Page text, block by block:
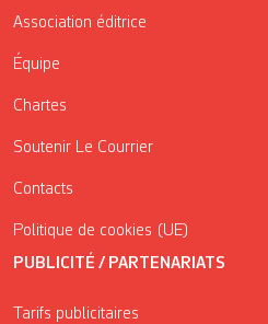
Association éditrice
Équipe
Chartes
Soutenir Le Courrier
Contacts
Politique de cookies (UE)
PUBLICITÉ / PARTENARIATS
Tarifs publicitaires